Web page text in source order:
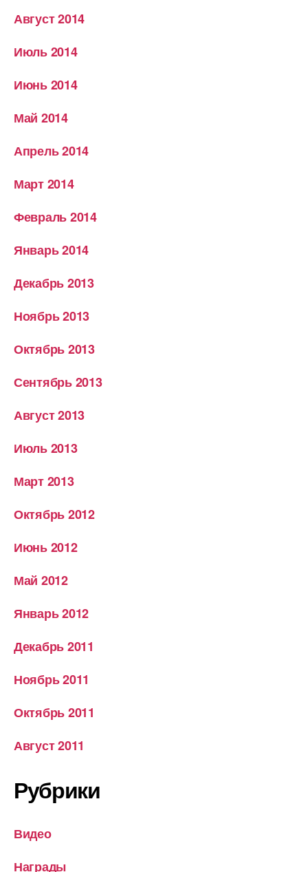
Август 2014
Июль 2014
Июнь 2014
Май 2014
Апрель 2014
Март 2014
Февраль 2014
Январь 2014
Декабрь 2013
Ноябрь 2013
Октябрь 2013
Сентябрь 2013
Август 2013
Июль 2013
Март 2013
Октябрь 2012
Июнь 2012
Май 2012
Январь 2012
Декабрь 2011
Ноябрь 2011
Октябрь 2011
Август 2011
Рубрики
Видео
Награды